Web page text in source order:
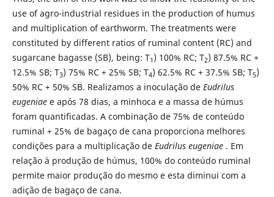
use of agro-industrial residues in the production of humus
and multiplication of earthworm. The treatments were
constituted by different ratios of ruminal content (RC) and
sugarcane bagasse (SB), being: T1 ) 100% RC; T2) 87.5% RC +
12.5% SB; T3) 75% RC + 25% SB; T4) 62.5% RC + 37.5% SB; T5)
50% RC + 50% SB. Realizamos a inoculação de Eudrilus
eugeniaee após 78 dias, a minhoca e a massa de húmus
foram quantificadas. A combinação de 75% de conteúdo
ruminal + 25% de bagaço de cana proporciona melhores
condições para a multiplicação de Eudrilus eugeniae. Em
relação à produção de húmus, 100% do conteúdo ruminal
permite maior produção do mesmo e esta diminui com a
adição de bagaço de cana.